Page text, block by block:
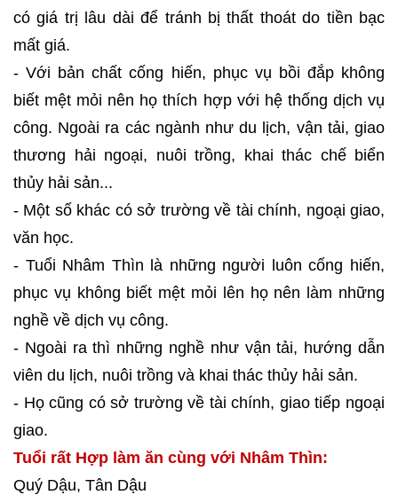
có giá trị lâu dài để tránh bị thất thoát do tiền bạc
mất giá.
- Với bản chất cống hiến, phục vụ bồi đắp không
biết mệt mỏi nên họ thích hợp với hệ thống dịch vụ
công. Ngoài ra các ngành như du lịch, vận tải, giao
thương hải ngoại, nuôi trồng, khai thác chế biển
thủy hải sản...
- Một số khác có sở trường về tài chính, ngoại giao,
văn học.
- Tuổi Nhâm Thìn là những người luôn cống hiến,
phục vụ không biết mệt mỏi lên họ nên làm những
nghề về dịch vụ công.
- Ngoài ra thì những nghề như vận tải, hướng dẫn
viên du lịch, nuôi trồng và khai thác thủy hải sản.
- Họ cũng có sở trường về tài chính, giao tiếp ngoại
giao.
Tuổi rất Hợp làm ăn cùng với Nhâm Thìn:
Quý Dậu, Tân Dậu